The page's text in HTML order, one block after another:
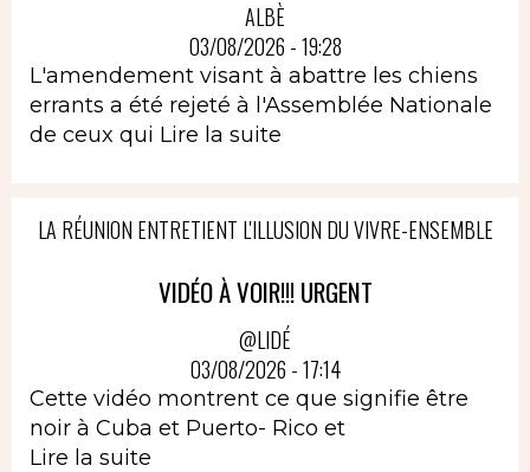
ALBÈ
03/08/2026 - 19:28
L'amendement visant à abattre les chiens
errants a été rejeté à l'Assemblée Nationale
de ceux qui Lire la suite
LA RÉUNION ENTRETIENT L'ILLUSION DU VIVRE-ENSEMBLE
VIDÉO À VOIR!!! URGENT
@LIDÉ
03/08/2026 - 17:14
Cette vidéo montrent ce que signifie être
noir à Cuba et Puerto- Rico et
Lire la suite